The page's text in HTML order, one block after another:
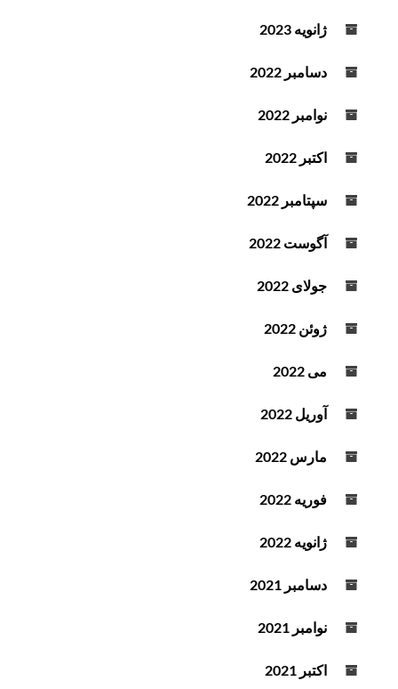
ژانویه 2023
دسامبر 2022
نوامبر 2022
اکتبر 2022
سپتامبر 2022
آگوست 2022
جولای 2022
ژوئن 2022
می 2022
آوریل 2022
مارس 2022
فوریه 2022
ژانویه 2022
دسامبر 2021
نوامبر 2021
اکتبر 2021